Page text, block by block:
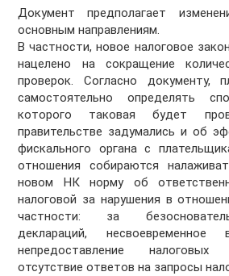
Документ предполагает
основным направлениям.
В частности, новое налоговое
нацелено на сокращение
проверок. Согласно документу,
самостоятельно определять
которого таковая будет
правительстве задумались и об
фискального органа с
отношения собираются
новом НК норму об
налоговой за нарушения в
частности: за
деклараций,
непредоставление
отсутствие ответов на запросы